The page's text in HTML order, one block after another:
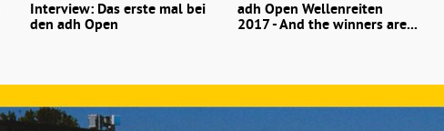
Interview: Das erste mal bei
den adh Open
adh Open Wellenreiten
2017 - And the winners are...